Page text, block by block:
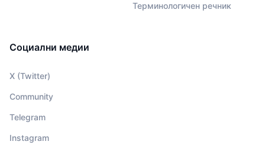
Терминологичен речник
Социални медии
X (Twitter)
Community
Telegram
Instagram